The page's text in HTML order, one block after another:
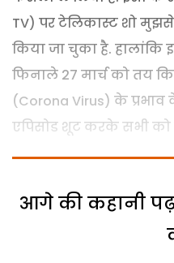
TV) पर टेलिकास्ट शो
किया जा चुका है.
फिनाले 27 मार्च को तय
(Corona Virus) के
एपिसोड शूट करके सभी को
आगे की कहानी